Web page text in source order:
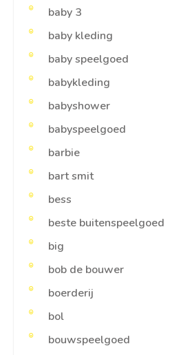
baby 3
baby kleding
baby speelgoed
babykleding
babyshower
babyspeelgoed
barbie
bart smit
bess
beste buitenspeelgoed
big
bob de bouwer
boerderij
bol
bouwspeelgoed